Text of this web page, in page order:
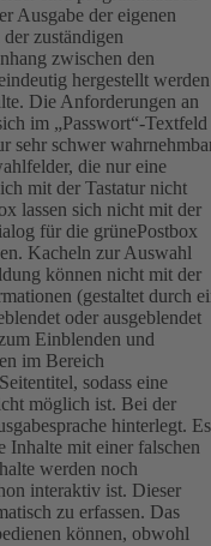
Ausgabe der eigenen
zuständigen
zwischen den
hergestellt
Die Anforderungen an
im „Passwort“-Textfeld
sehr schwer
die nur eine
mit der Tastatur nicht
lassen sich nicht mit der
für die grünePostbox
Kacheln zur Auswahl
können nicht mit der
(gestaltet durch
oder ausgeblendet
Einblenden und
im Bereich
sodass eine
möglich ist. Bei der
hinterlegt. Es
Inhalte mit einer falschen
werden noch
interaktiv ist. Dieser
zu erfassen. Das
können, obwohl